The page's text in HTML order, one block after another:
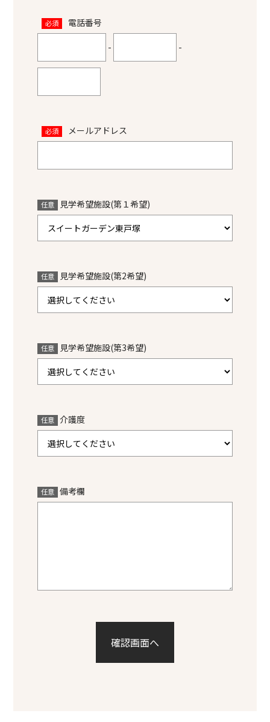
必須 電話番号
- -
必須 メールアドレス
任意 見学希望施設(第１希望)
任意 見学希望施設(第2希望)
任意 見学希望施設(第3希望)
任意 介護度
任意 備考欄